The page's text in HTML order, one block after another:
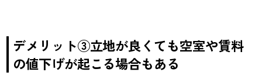
デメリット③立地が良くても空室や賃料
の値下げが起こる場合もある